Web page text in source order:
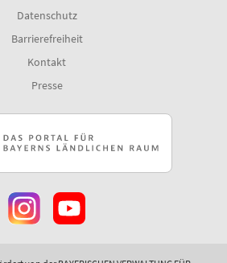
Datenschutz
Barrierefreiheit
Kontakt
Presse